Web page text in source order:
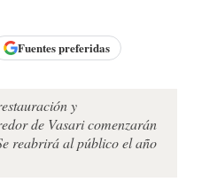
Fuentes preferidas
y
de Vasari comenzarán
reabrirá al público el año